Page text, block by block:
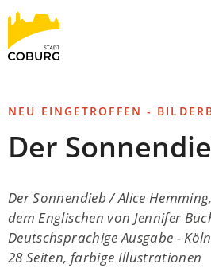
INHALT ANSPRINGEN
Stadt
Coburg
NEU EINGETROFFEN -
Der
Der Sonnendieb / Alice
dem Englischen von Jennifer
Deutschsprachige Ausgabe -
28 Seiten, farbige Illustrationen